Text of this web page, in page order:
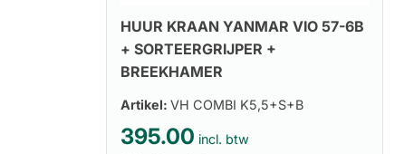
HUUR KRAAN YANMAR VIO 57-6B
+ SORTEERGRIJPER +
BREEKHAMER
Artikel: VH COMBI K5,5+S+B
395.00 incl. btw